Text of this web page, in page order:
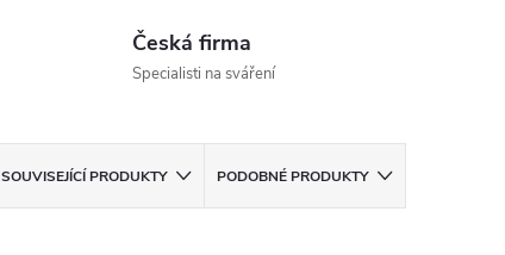
Česká firma
Specialisti na sváření
SOUVISEJÍCÍ PRODUKTY PODOBNÉ PRODUKTY